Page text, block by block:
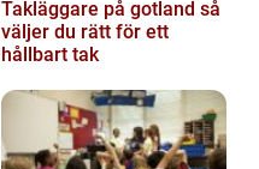
Takläggare på gotland så
väljer du rätt för ett
hållbart tak